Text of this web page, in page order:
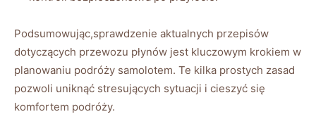
Podsumowując,sprawdzenie aktualnych przepisów
dotyczących przewozu płynów jest kluczowym krokiem w
planowaniu podróży samolotem. Te kilka prostych zasad
pozwoli uniknąć stresujących sytuacji i cieszyć się
komfortem podróży.